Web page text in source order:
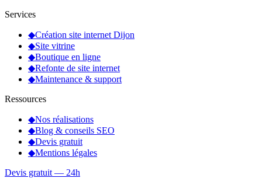
Services
◆Création site internet Dijon
◆Site vitrine
◆Boutique en ligne
◆Refonte de site internet
◆Maintenance & support
Ressources
◆Nos réalisations
◆Blog & conseils SEO
◆Devis gratuit
◆Mentions légales
Devis gratuit — 24h